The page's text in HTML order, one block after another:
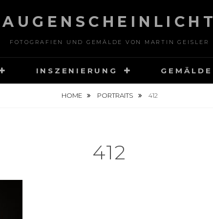
AUGENSCHEINLICHT
FOTOGRAFIEN UND GEMÄLDE VON MARTIN GEISLER
INSZENIERUNG GEMÄLDE
HOME PORTRAITS 412
412